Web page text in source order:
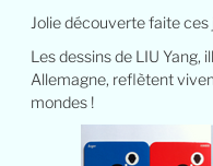
Jolie découverte faite ces
Les dessins de LIU Yang,
Allemagne, reflètent
mondes !